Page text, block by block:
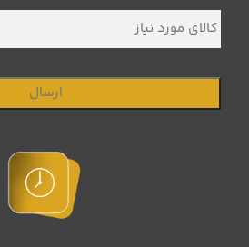
کالای
مورد
نیاز